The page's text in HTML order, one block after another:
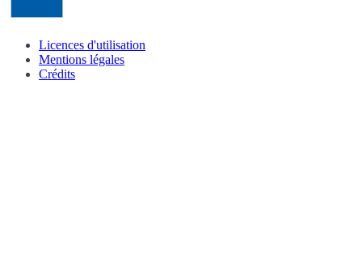
Licences d'utilisation
Mentions légales
Crédits